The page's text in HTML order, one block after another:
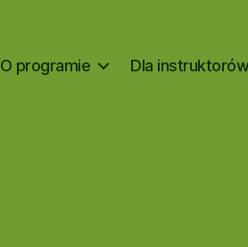
O programie Dla instruktorów